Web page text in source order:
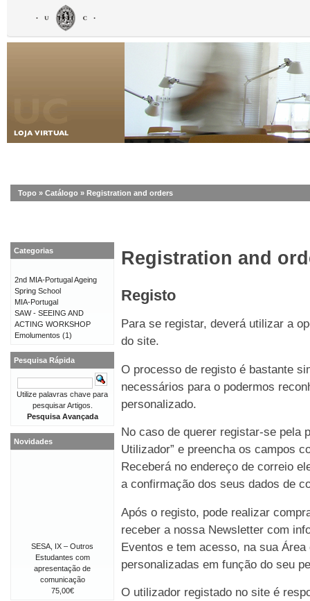
Topo » Catálogo » Registration and orders
Registration and
Registo
Para se registar, deverá utilizar a
do site.
O processo de registo é bastante
necessários para o podermos
personalizado.
No caso de querer registar-se pela
Utilizador” e preencha os campos
Receberá no endereço de correio
a confirmação dos seus dados de
Após o registo, pode realizar
receber a nossa Newsletter com
Eventos e tem acesso, na sua
personalizadas em função do seu
O utilizador registado no site é
Categorias
2nd MIA-Portugal Ageing
Spring School
MIA-Portugal
SAW - SEEING AND
ACTING WORKSHOP
Emolumentos (1)
Pesquisa Rápida
Utilize palavras chave para
pesquisar Artigos.
Pesquisa Avançada
Novidades
SESA, IX – Outros
Estudantes com
apresentação de
comunicação
75,00€